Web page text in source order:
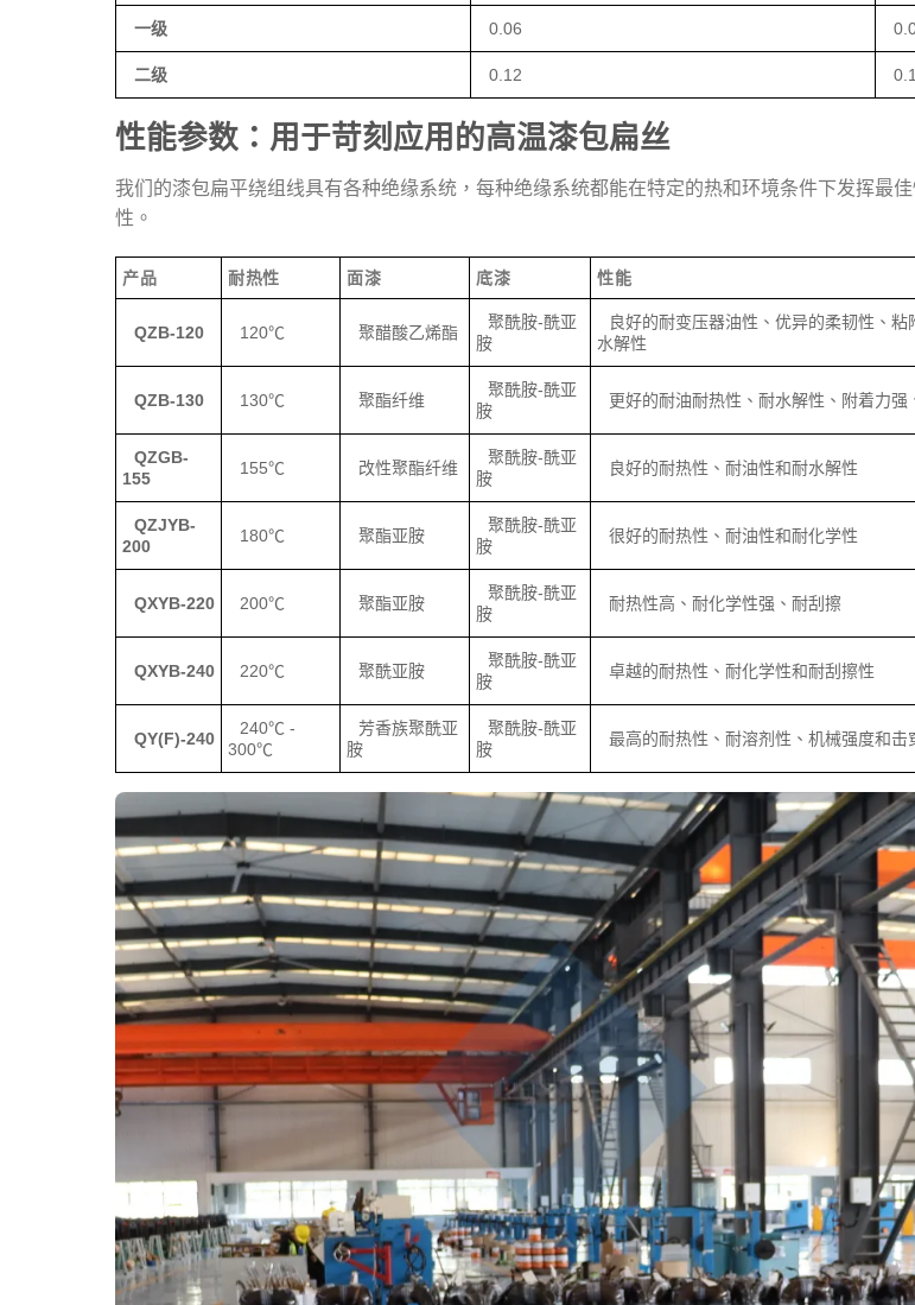
一级 0.06
二级 0.12
性能参数：用于苛刻应用的高温漆包扁丝
我们的漆包扁平绕组线具有各种绝缘系统，每种绝缘系统都能在特定的热和环境条件下发挥最
性。
产品 耐热性 面漆 底漆 性能
QZB-120 120℃ 聚醋酸乙烯酯
聚酰胺-酰亚
胺
良好的耐变压器油性、优异的柔韧性、粘
水解性
QZB-130 130℃ 聚酯纤维
聚酰胺-酰亚
胺
更好的耐油耐热性、耐水解性、附着力强
QZGB-
155
155℃ 改性聚酯纤维
聚酰胺-酰亚
胺
良好的耐热性、耐油性和耐水解性
QZJYB-
200
180℃ 聚酯亚胺
聚酰胺-酰亚
胺
很好的耐热性、耐油性和耐化学性
QXYB-220 200℃ 聚酯亚胺
聚酰胺-酰亚
胺
耐热性高、耐化学性强、耐刮擦
QXYB-240 220℃ 聚酰亚胺
聚酰胺-酰亚
胺
卓越的耐热性、耐化学性和耐刮擦性
QY(F)-240
240℃ -
300℃
芳香族聚酰亚
胺
聚酰胺-酰亚
胺
最高的耐热性、耐溶剂性、机械强度和击